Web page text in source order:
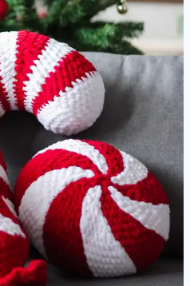
Cane
&
Peppermints
-
Detailed
Amigurumi
Pattern